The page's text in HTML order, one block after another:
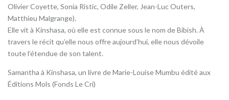
Olivier Coyette, Sonia Ristic, Odile Zeller, Jean-Luc Outers,
Matthieu Malgrange).
Elle vit à Kinshasa, où elle est connue sous le nom de Bibish. À
travers le récit qu’elle nous offre aujourd’hui, elle nous dévoile
toute l’étendue de son talent.
Samantha à Kinshasa, un livre de Marie-Louise Mumbu édité aux
Éditions Mols (Fonds Le Cri)